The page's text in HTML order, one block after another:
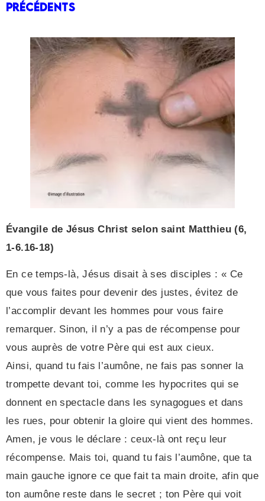
précédents
Évangile de Jésus Christ selon saint Matthieu(6,
1-6.16-18)
En ce temps-là, Jésus disait à ses disciples : « Ce
que vous faites pour devenir des justes, évitez de
l’accomplir devant les hommes pour vous faire
remarquer. Sinon, il n’y a pas de récompense pour
vous auprès de votre Père qui est aux cieux.
Ainsi, quand tu fais l’aumône, ne fais pas sonner la
trompette devant toi, comme les hypocrites qui se
donnent en spectacle dans les synagogues et dans
les rues, pour obtenir la gloire qui vient des hommes.
Amen, je vous le déclare : ceux-là ont reçu leur
récompense. Mais toi, quand tu fais l’aumône, que ta
main gauche ignore ce que fait ta main droite, afin que
ton aumône reste dans le secret ; ton Père qui voit